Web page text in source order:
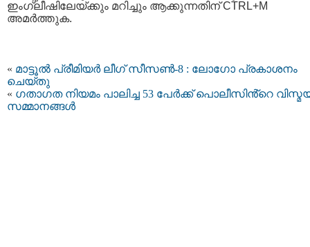
ഇംഗ്ലീഷിലേയ്ക്കും മറിച്ചും ആക്കുന്നതിന് CTRL+M
അമര്‍ത്തുക.
« മാട്ടൂൽ പ്രീമിയർ ലീഗ് സീസൺ-8 : ലോഗോ പ്രകാശനം
ചെയ്തു
« ഗതാഗത നിയമം പാലിച്ച 53 പേര്‍ക്ക് പൊലീസിൻ്റെ
സമ്മാനങ്ങൾ